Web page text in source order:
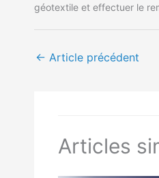
géotextile et effectuer le
← Article précédent
Articles